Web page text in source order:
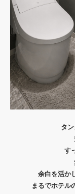
タ
す
余白を活か
まるでホテル